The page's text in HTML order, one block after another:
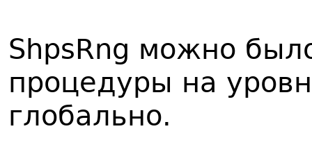
ShpsRng можно
процедуры на
глобально.